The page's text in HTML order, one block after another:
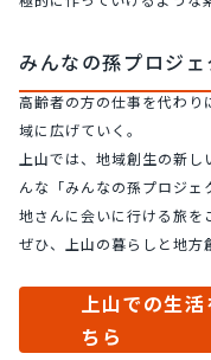
みんなの孫プロジ
高齢者の方の仕事を代わり
域に広げていく。
上山では、地域創生の新
んな「みんなの孫プロジェ
地さんに会いに行ける旅を
ぜひ、上山の暮らしと地方
上山での生
ちら